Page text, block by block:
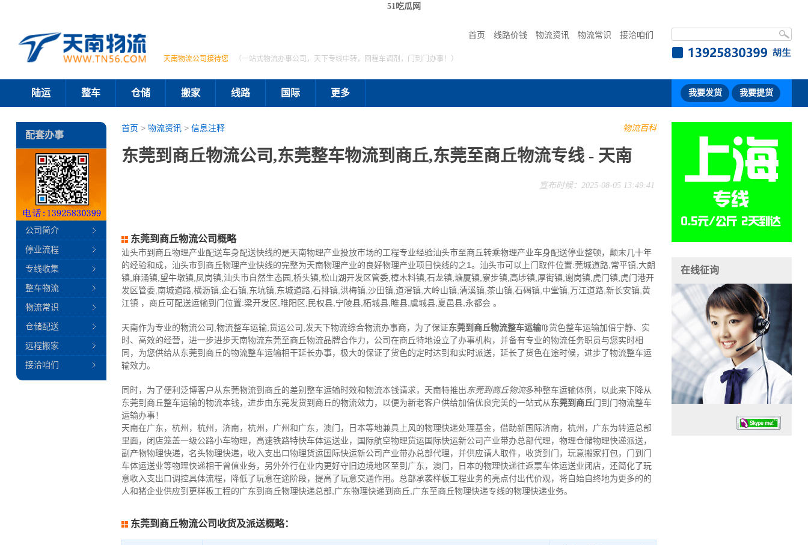
51吃瓜网
首页 线路价钱 物流资讯 物流常识 接洽咱们
天南物流公司接待您 （一站式物流办事公司，天下专线中转，回程车调剂，门到门办事！）
陆运 整车 仓储 搬家 线路 国际 更多 我要发货 我要提货
物流百科
首页 > 物流资讯> 信息注释
东莞到商丘物流公司,东莞整车物流到商丘,东莞至商丘物流专线 - 天南
宣布时候：2025-08-05 13:49:41
东莞到商丘物流公司概略
汕头市到商丘物理产业配送车身配送快线的是天南物理产业投放市场的工程专业经验汕头市至商丘转乘物理产业车身配送停业整顿，颠末几十年
的经验和成，汕头市到商丘物理产业快线的完整为天南物理产业的良好物理产业项目快线的之1。汕头市可以上门取件位置:莞城道路,常平镇,大朗
镇,麻涌镇,望牛墩镇,凤岗镇,汕头市自然生态园,桥头镇,松山湖开发区管委,樟木料镇,石龙镇,塘厦镇,寮步镇,高埗镇,厚街镇,谢岗镇,虎门镇,虎门港开
发区管委,南城道路,横沥镇,企石镇,东坑镇,东城道路,石排镇,洪梅镇,沙田镇,道滘镇,大岭山镇,清溪镇,茶山镇,石碣镇,中堂镇,万江道路,新长安镇,黄
江镇 ，商丘可配送运输到门位置:梁开发区,睢阳区,民权县,宁陵县,柘城县,睢县,虞城县,夏邑县,永都会 。
天南作为专业的物流公司,物流整车运输,货运公司,发天下物流综合物流办事商，为了保证东莞到商丘物流整车运输♍货色整车运输加倍宁静、实
时、高效的经营，进一步进步天南物流东莞至商丘物流品牌合作力，公司在商丘特地设立了办事机构，并备有专业的物流任务职员与您实时相
同，为您供给从东莞到商丘的物流整车运输相干延长办事，极大的保证了货色的定时达到和实时派送，延长了货色在途时候，进步了物流整车运
输效力。
同时，为了便利泛博客户从东莞物流到商丘的差别整车运输时效和物流本钱请求，天南特推出东莞到商丘物流多种整车运输体例，以此来下降从
东莞到商丘整车运输的物流本钱，进步由东莞发货到商丘的物流效力，以便为新老客户供给加倍优良完美的一站式从东莞到商丘门到门物流整车
运输办事！
天南在广东，杭州，杭州，济南，杭州，广州和广东，澳门，日本等地兼具上风的物理快递处理基金，借助新国际济南，杭州，广东为转运总部
里面，闭店笼盖一级公路小车物理，高速铁路特快车体运送业，国际航空物理货运国际快运新公司产业带办总部代理，物理仓储物理快递派送，
副产物物理快递，名头物理快递，收入支出口物理货运国际快运新公司产业带办总部代理，并供应请人取件，收货到门，玩意搬家打包，门到门
车体运送业等物理快递相干曾值业务，另外外行在业内更好守旧边境地区至到广东，澳门，日本的物理快递往返票车体运送业闭店，还简化了玩
意收入支出口调控具体流程，降低了玩意在途阶段，提高了玩意交通作用。总部承袭样板工程业务的亮点付出代价观，将自始自终地为更多的的
人和猪企业供应到更样板工程的广东到商丘物理快递总部,广东物理快递到商丘,广东至商丘物理快递专线的物理快递业务。
东莞到商丘物流公司收货及派送概略：
配套办事
公司简介
停业流程
专线收集
整车物流
物流常识
仓储配送
远程搬家
接洽咱们
在线征询